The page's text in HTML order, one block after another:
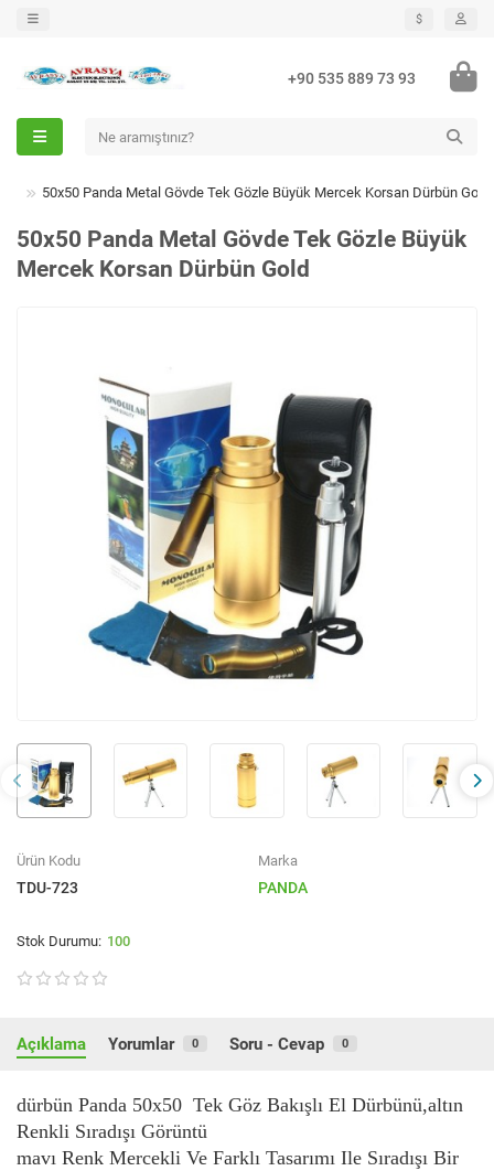
$
+90 535 889 73 93
50x50 Panda Metal Gövde Tek Gözle Büyük Mercek Korsan Dürbün Gold
50x50 Panda Metal Gövde Tek Gözle Büyük
Mercek Korsan Dürbün Gold
Ürün Kodu
TDU-723
Marka
PANDA
100
Açıklama Yorumlar 0 Soru - Cevap 0
dürbün Panda 50x50 Tek Göz Bakışlı El Dürbünü,altın
Renkli Sıradışı Görüntü
mavı Renk Mercekli Ve Farklı Tasarımı Ile Sıradışı Bir